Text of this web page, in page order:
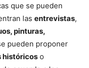
que se pueden
las entrevistas,
pinturas,
pueden proponer
históricos o